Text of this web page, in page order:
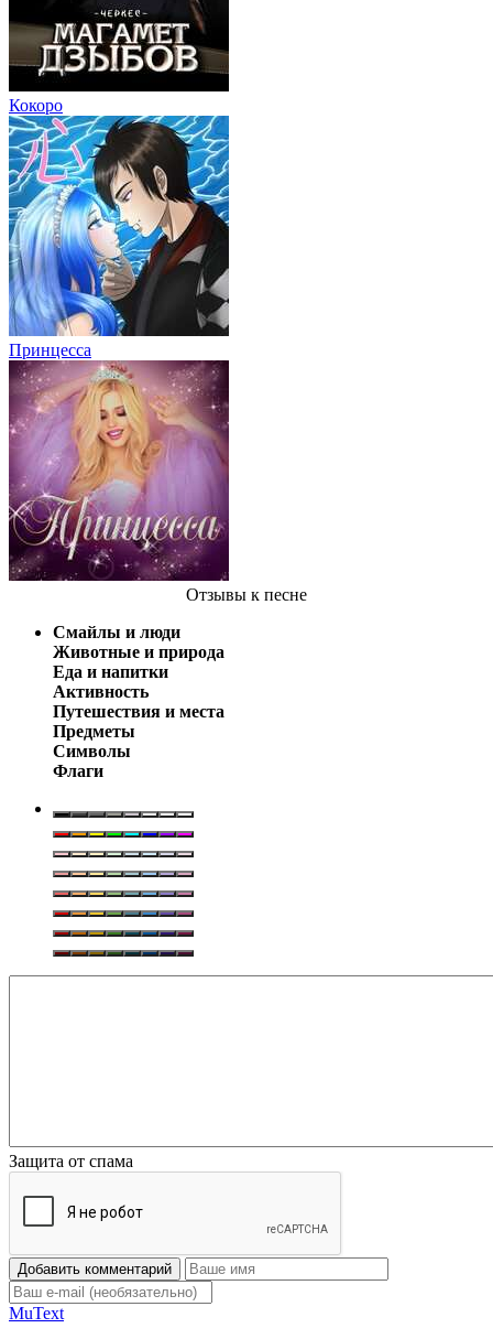
Кокоро
Принцесса
Отзывы к песне
Смайлы и люди
Животные и природа
Еда и напитки
Активность
Путешествия и места
Предметы
Символы
Флаги
Защита от спама
Добавить комментарий
MuText